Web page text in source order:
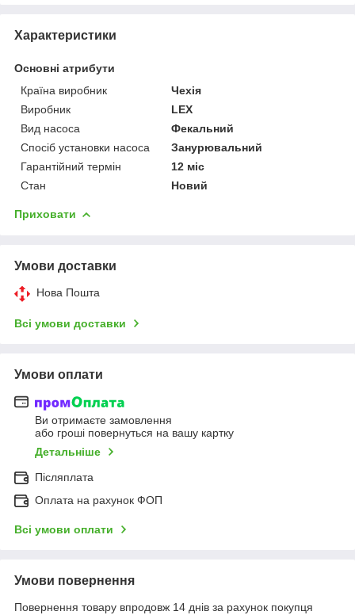
Характеристики
Основні атрибути
Країна виробник
Чехія
Виробник
LEX
Вид насоса
Фекальний
Спосіб установки насоса
Занурювальний
Гарантійний термін
12 міс
Стан
Новий
Приховати
Умови доставки
Нова Пошта
Всі умови доставки
Умови оплати
Ви отримаєте замовлення
або гроші повернуться на вашу картку
Детальніше
Післяплата
Оплата на рахунок ФОП
Всі умови оплати
Умови повернення
Повернення товару впродовж 14 днів за рахунок покупця